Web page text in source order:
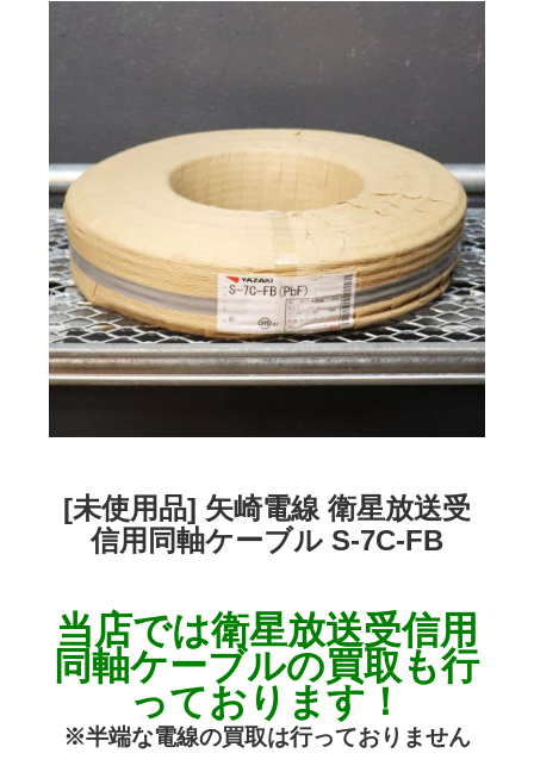
[未使用品] 矢崎電線 衛星放送受
信用同軸ケーブル S-7C-FB
当店では衛星放送受信用
同軸ケーブルの買取も行
っております！
※半端な電線の買取は行っておりません